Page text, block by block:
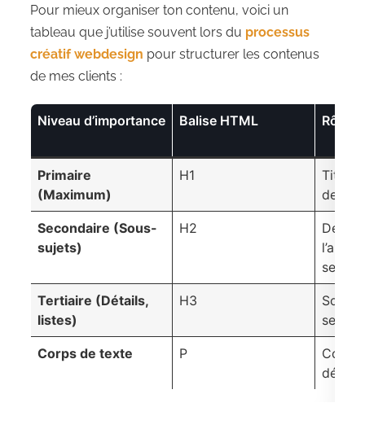
Pour mieux organiser ton contenu, voici un
tableau que j’utilise souvent lors du processus
créatif webdesign pour structurer les contenus
de mes clients :
Niveau d’importance Balise HTML Rôle
Primaire
(Maximum)
H1
Titre
de la
Secondaire (Sous-
sujets)
H2
Tertiaire (Détails,
listes)
H3
Sous-
Corps de texte P